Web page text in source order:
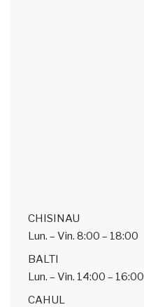
CHISINAU
Lun. – Vin. 8:00 – 18:00
BALTI
Lun. – Vin. 14:00 – 16:00
CAHUL